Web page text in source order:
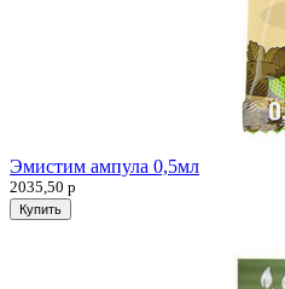
Эмистим ампула 0,5мл
2035,50 р